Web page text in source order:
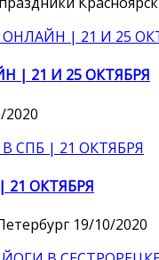
| 21 И 25 ОКТЯБРЯ
2020
21 ОКТЯБРЯ
19/10/2020